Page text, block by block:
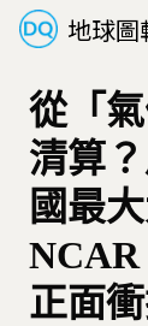
地球圖
從「
清算
國最
正面